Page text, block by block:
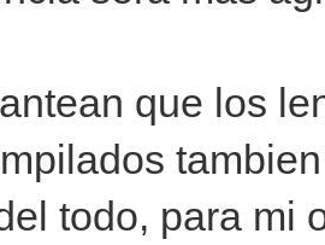
que los
todo, para mi